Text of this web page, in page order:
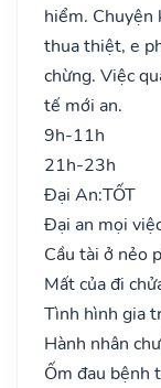
hiểm. Chuyện
thua thiệt, e
chừng. Việc
tế mới an.
9h-11h
21h-23h
Đại An:TỐT
Đại an mọi
Cầu tài ở nẻo
Mất của đi
Tình hình gia
Hành nhân
Ốm đau bệnh